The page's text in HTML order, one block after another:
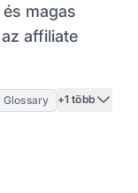
magas
affiliate
Glossary +1 több